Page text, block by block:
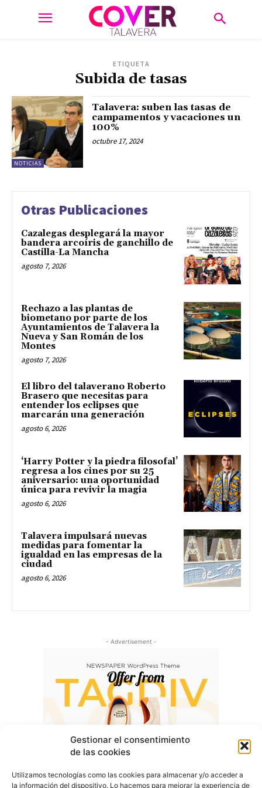
Gestionar el consentimiento
de las cookies
Utilizamos tecnologías como las cookies para almacenar y/o acceder a
la información del dispositivo. Lo hacemos para mejorar la experiencia de
ETIQUETA
Subida de tasas
NOTICIAS
Talavera: suben las tasas de
campamentos y vacaciones un
100%
octubre 17, 2024
Otras Publicaciones
Cazalegas desplegará la mayor
bandera arcoíris de ganchillo de
Castilla-La Mancha
agosto 7, 2026
Rechazo a las plantas de
biometano por parte de los
Ayuntamientos de Talavera la
Nueva y San Román de los
Montes
agosto 7, 2026
El libro del talaverano Roberto
Brasero que necesitas para
entender los eclipses que
marcarán una generación
agosto 6, 2026
‘Harry Potter y la piedra filosofal’
regresa a los cines por su 25
aniversario: una oportunidad
única para revivir la magia
agosto 6, 2026
Talavera impulsará nuevas
medidas para fomentar la
igualdad en las empresas de la
ciudad
agosto 6, 2026
- Advertisement -